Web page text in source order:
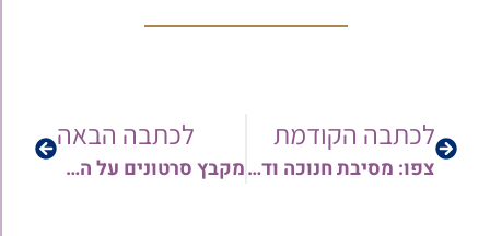
לכתבה הקודמת
צפו: מסיבת חנוכה ודברי חיזוק מאת מרן הגאון הרב שלמה מחפוד שליט"א
לכתבה הבאה
מקבץ סרטונים על הלכות חנוכה | קריאת ההלל | קריאת התורה בחנוכה | זמן הדלקת נרות חנוכה ודיני אורח בחנוכה | מיקום החנוכיה – עם הגאון הרב אורן צדוק שליט"א • צפו